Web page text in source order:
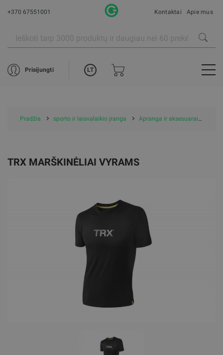
+370 67551001 Kontaktai Apie mus
Prisijungti LT
Pradžia sporto ir laisvalaikio įranga Apranga ir aksesuarai
TRX MARŠKINĖLIAI VYRAMS